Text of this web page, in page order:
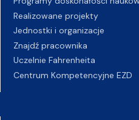
Realizowane projekty
Jednostki i organizacje
Znajdź pracownika
Uczelnie Fahrenheita
Centrum Kompetencyjne EZD